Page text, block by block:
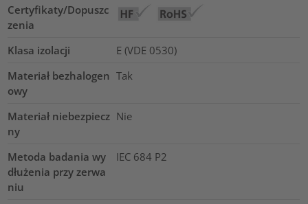
Certyfikaty/Dopuszc
zenia
Klasa izolacji
E (VDE 0530)
Materiał bezhalogen
owy
Tak
Materiał niebezpiecz
ny
Nie
Metoda badania wy
dłużenia przy zerwa
niu
IEC 684 P2